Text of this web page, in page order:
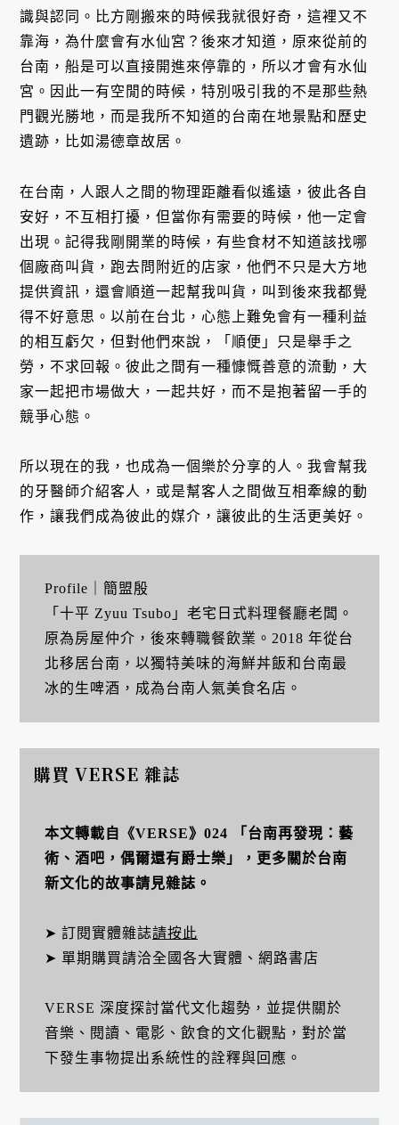
識與認同。比方剛搬來的時候我就很好奇，這裡又不
靠海，為什麼會有水仙宮？後來才知道，原來從前的
台南，船是可以直接開進來停靠的，所以才會有水仙
宮。因此一有空閒的時候，特別吸引我的不是那些熱
門觀光勝地，而是我所不知道的台南在地景點和歷史
遺跡，比如湯德章故居。
在台南，人跟人之間的物理距離看似遙遠，彼此各自
安好，不互相打擾，但當你有需要的時候，他一定會
出現。記得我剛開業的時候，有些食材不知道該找哪
個廠商叫貨，跑去問附近的店家，他們不只是大方地
提供資訊，還會順道一起幫我叫貨，叫到後來我都覺
得不好意思。以前在台北，心態上難免會有一種利益
的相互虧欠，但對他們來說，「順便」只是舉手之
勞，不求回報。彼此之間有一種慷慨善意的流動，大
家一起把市場做大，一起共好，而不是抱著留一手的
競爭心態。
所以現在的我，也成為一個樂於分享的人。我會幫我
的牙醫師介紹客人，或是幫客人之間做互相牽線的動
作，讓我們成為彼此的媒介，讓彼此的生活更美好。
Profile｜簡盟殷
「十平 Zyuu Tsubo」老宅日式料理餐廳老闆。
原為房屋仲介，後來轉職餐飲業。2018 年從台
北移居台南，以獨特美味的海鮮丼飯和台南最
冰的生啤酒，成為台南人氣美食名店。
購買 VERSE 雜誌
本文轉載自《VERSE》024 「台南再發現：藝
術、酒吧，偶爾還有爵士樂」，更多關於台南
新文化的故事請見雜誌。
➤ 訂閱實體雜誌請按此
➤ 單期購買請洽全國各大實體、網路書店
VERSE 深度探討當代文化趨勢，並提供關於
音樂、閱讀、電影、飲食的文化觀點，對於當
下發生事物提出系統性的詮釋與回應。